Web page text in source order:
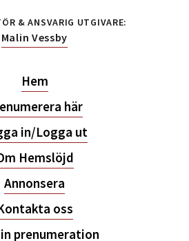
& ANSVARIG UTGIVARE:
Malin Vessby
Hem
här
in/Logga ut
Hemslöjd
Annonsera
oss
prenumeration